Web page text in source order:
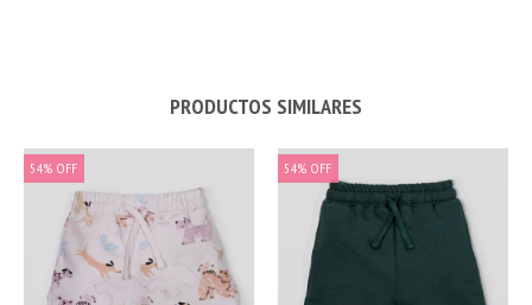
PRODUCTOS SIMILARES
54% OFF 54% OFF